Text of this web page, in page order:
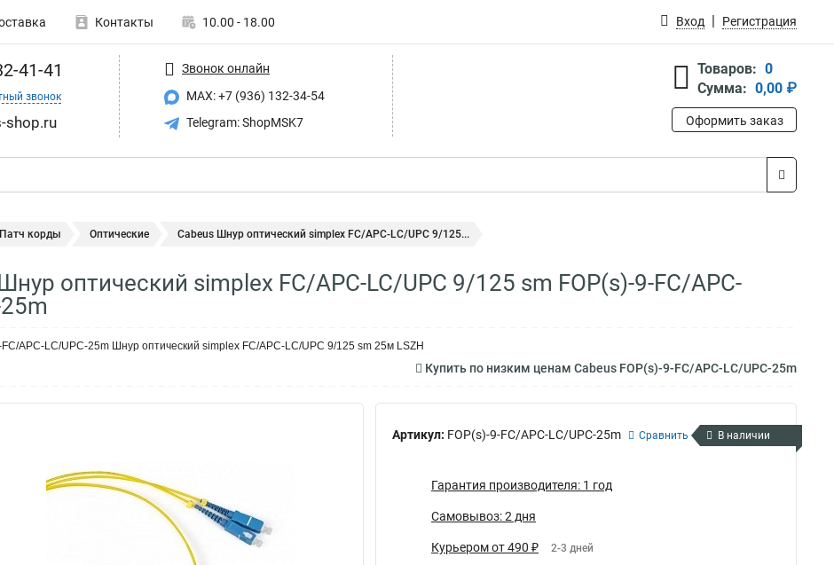
Контакты 10.00 - 18.00 Вход Регистрация
41-41
звонок
shop.ru
Звонок онлайн
MAX: +7 (936) 132-34-54
Telegram: ShopMSK7
Товаров: 0
Сумма: 0,00 ₽
Оформить заказ
Патч корды Оптические Cabeus Шнур оптический simplex FC/APC-LC/UPC 9/125...
оптический simplex FC/APC-LC/UPC 9/125 sm FOP(s)-9-FC/APC-
APC-LC/UPC-25m Шнур оптический simplex FC/APC-LC/UPC 9/125 sm 25м LSZH
Купить по низким ценам Cabeus FOP(s)-9-FC/APC-LC/UPC-25m
Артикул: FOP(s)-9-FC/APC-LC/UPC-25m Сравнить В наличии
Гарантия производителя: 1 год
Самовывоз: 2 дня
Курьером от 490 ₽ 2-3 дней